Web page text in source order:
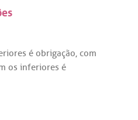
é obrigação, com
os inferiores é